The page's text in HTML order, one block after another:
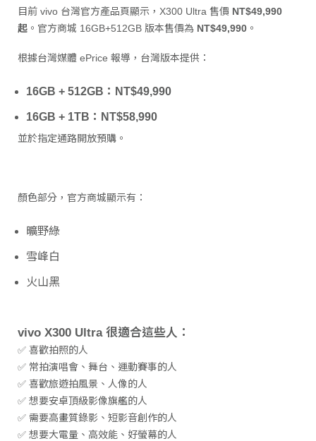
目前 vivo 台灣官方產品頁顯示，X300 Ultra 售價 NT$49,990
起 。官方商城 16GB+512GB 版本售價為 NT$49,990 。
根據台灣媒體 ePrice 報導，台灣版本提供：
16GB + 512GB：NT$49,990
16GB + 1TB：NT$58,990
並於指定通路開放預購。
顏色部分，官方商城顯示有：
曠野綠
雪峰白
火山黑
vivo X300 Ultra 很適合這些人：
✅ 喜歡拍照的人
✅ 常拍演唱會、舞台、運動賽事的人
✅ 喜歡旅遊拍風景、人像的人
✅ 想要安卓頂級影像旗艦的人
✅ 需要高畫質錄影、短影音創作的人
✅ 想要大電量、高效能、好螢幕的人